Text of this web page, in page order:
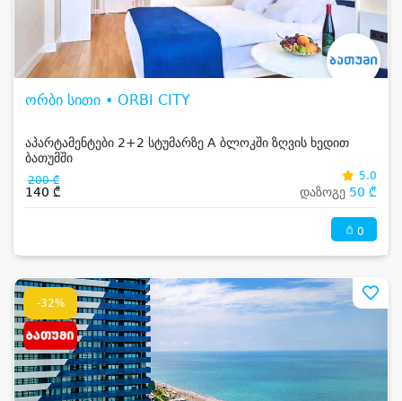
ორბი სითი • ORBI CITY
აპარტამენტები 2+2 სტუმარზე A ბლოკში ზღვის ხედით
ბათუმში
200 ₾
140 ₾
5.0
დაზოგე 50 ₾
0
-32%